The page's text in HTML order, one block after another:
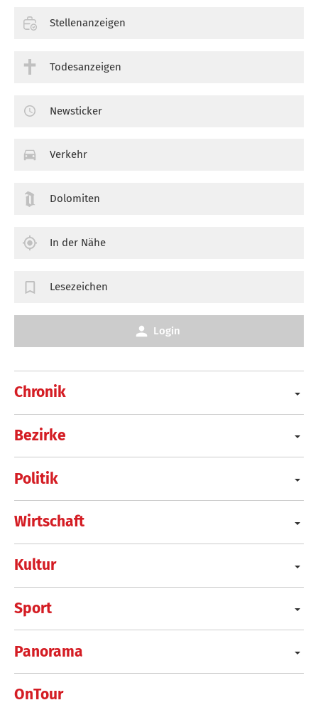
Chronik
Bezirke
Politik
Wirtschaft
Kultur
Sport
Panorama
OnTour
Stellenanzeigen
Todesanzeigen
Newsticker
Verkehr
Dolomiten
In der Nähe
Lesezeichen
Login